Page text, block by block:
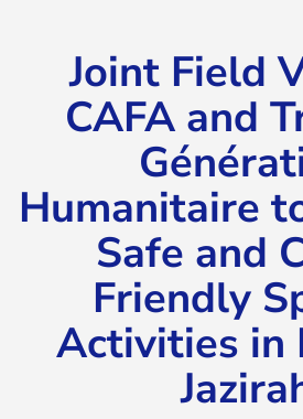
Joint Field
CAFA and
Humanitaire
Safe and
Friendly
Activities in